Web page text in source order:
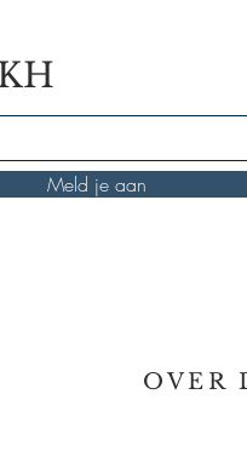
Meld je aan
OVER